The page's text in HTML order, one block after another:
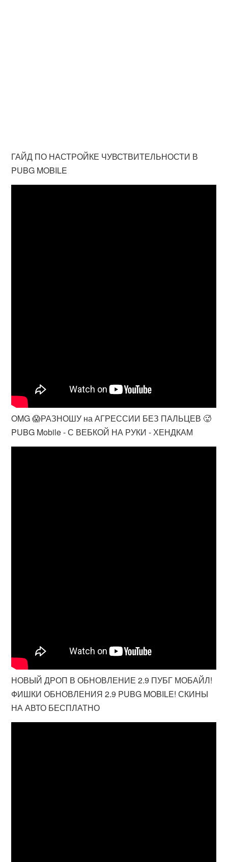
ГАЙД ПО НАСТРОЙКЕ ЧУВСТВИТЕЛЬНОСТИ В
PUBG MOBILE
OMG 😱РАЗНОШУ на АГРЕССИИ БЕЗ ПАЛЬЦЕВ 🥵
PUBG Mobile - С ВЕБКОЙ НА РУКИ - ХЕНДКАМ
НОВЫЙ ДРОП В ОБНОВЛЕНИЕ 2.9 ПУБГ МОБАЙЛ!
ФИШКИ ОБНОВЛЕНИЯ 2.9 PUBG MOBILE! СКИНЫ
НА АВТО БЕСПЛАТНО